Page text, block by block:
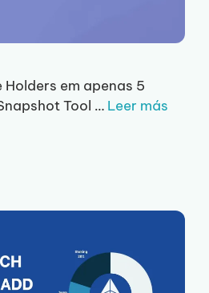
em apenas 5
Tool … Leer más